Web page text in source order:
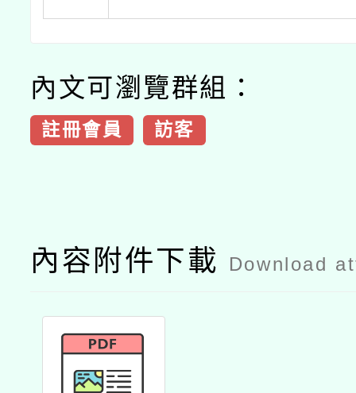
內文可瀏覽群組：
註冊會員 訪客
內容附件下載 Download